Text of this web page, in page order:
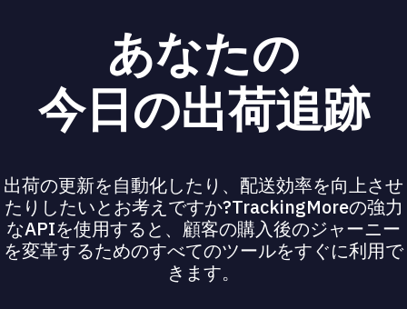
あなたの
今日の出荷追跡
出荷の更新を自動化したり、配送効率を向上させ
たりしたいとお考えですか?TrackingMoreの強力
なAPIを使用すると、顧客の購入後のジャーニー
を変革するためのすべてのツールをすぐに利用で
きます。